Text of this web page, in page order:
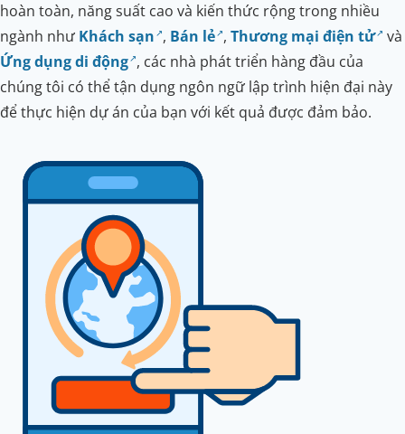
hoàn toàn, năng suất cao và kiến thức rộng trong nhiều
ngành như Khách sạn , Bán lẻ ,Thương mại điện tử và
Ứng dụng di động , các nhà phát triển hàng đầu của
chúng tôi có thể tận dụng ngôn ngữ lập trình hiện đại này
để thực hiện dự án của bạn với kết quả được đảm bảo.